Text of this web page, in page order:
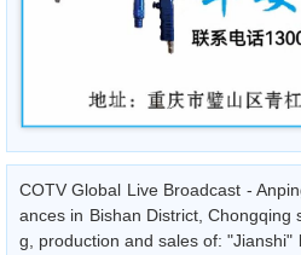
COTV Global Live Broadcast -
ances in Bishan District, Chongqing
g, production and sales of: